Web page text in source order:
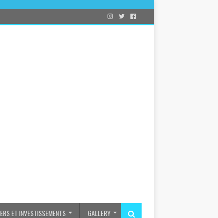
ET INVESTISSEMENTS GALLERY